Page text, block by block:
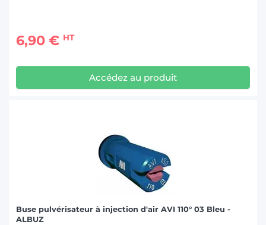
6,90 € HT
Accédez au produit
Buse pulvérisateur à injection d'air AVI 110° 03 Bleu -
ALBUZ